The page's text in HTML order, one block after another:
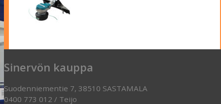
Sinervön kauppa
Suodenniementie 7, 38510 SASTAMALA
0400 773 012 / Teijo